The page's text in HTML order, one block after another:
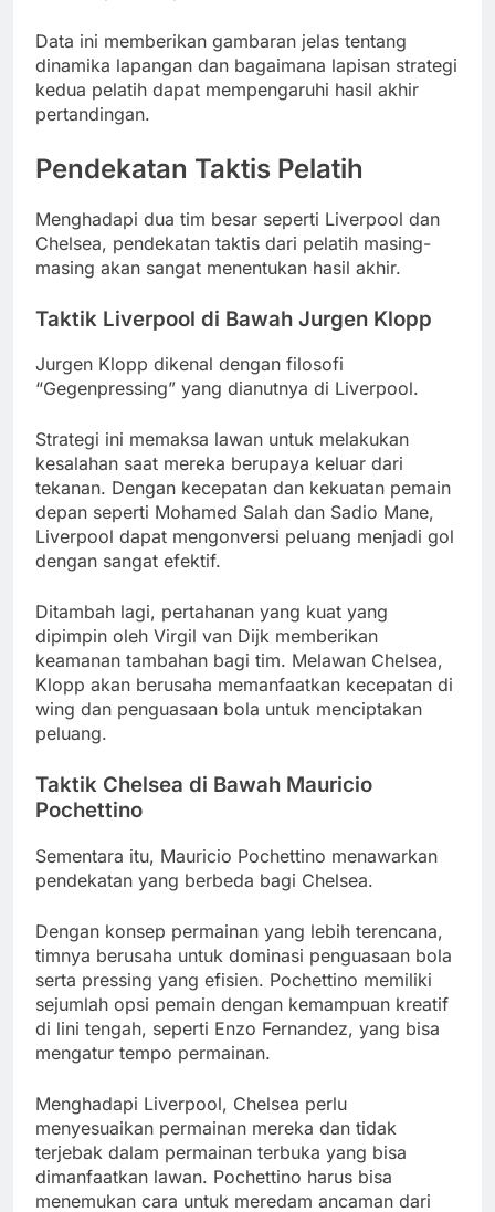
Data ini memberikan gambaran jelas tentang
dinamika lapangan dan bagaimana lapisan strategi
kedua pelatih dapat mempengaruhi hasil akhir
pertandingan.
Pendekatan Taktis Pelatih
Menghadapi dua tim besar seperti Liverpool dan
Chelsea, pendekatan taktis dari pelatih masing-
masing akan sangat menentukan hasil akhir.
Taktik Liverpool di Bawah Jurgen Klopp
Jurgen Klopp dikenal dengan filosofi
“Gegenpressing” yang dianutnya di Liverpool.
Strategi ini memaksa lawan untuk melakukan
kesalahan saat mereka berupaya keluar dari
tekanan. Dengan kecepatan dan kekuatan pemain
depan seperti Mohamed Salah dan Sadio Mane,
Liverpool dapat mengonversi peluang menjadi gol
dengan sangat efektif.
Ditambah lagi, pertahanan yang kuat yang
dipimpin oleh Virgil van Dijk memberikan
keamanan tambahan bagi tim. Melawan Chelsea,
Klopp akan berusaha memanfaatkan kecepatan di
wing dan penguasaan bola untuk menciptakan
peluang.
Taktik Chelsea di Bawah Mauricio
Pochettino
Sementara itu, Mauricio Pochettino menawarkan
pendekatan yang berbeda bagi Chelsea.
Dengan konsep permainan yang lebih terencana,
timnya berusaha untuk dominasi penguasaan bola
serta pressing yang efisien. Pochettino memiliki
sejumlah opsi pemain dengan kemampuan kreatif
di lini tengah, seperti Enzo Fernandez, yang bisa
mengatur tempo permainan.
Menghadapi Liverpool, Chelsea perlu
menyesuaikan permainan mereka dan tidak
terjebak dalam permainan terbuka yang bisa
dimanfaatkan lawan. Pochettino harus bisa
menemukan cara untuk meredam ancaman dari